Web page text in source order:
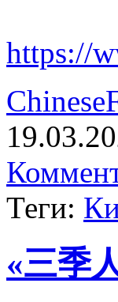
https://
Теги:
«三季